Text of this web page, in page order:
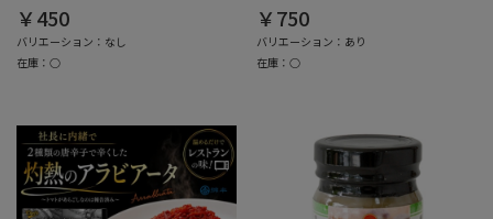
￥450
バリエーション：なし
在庫：○
￥750
バリエーション：あり
在庫：○